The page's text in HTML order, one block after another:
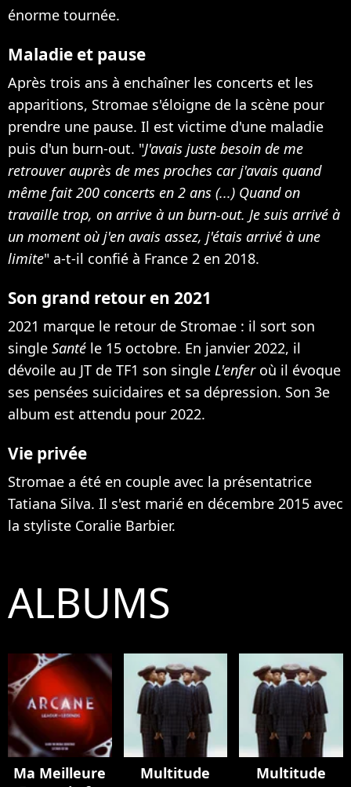
énorme tournée.
Maladie et pause
Après trois ans à enchaîner les concerts et les
apparitions, Stromae s'éloigne de la scène pour
prendre une pause. Il est victime d'une maladie
puis d'un burn-out. "J'avais juste besoin de me
retrouver auprès de mes proches car j'avais quand
même fait 200 concerts en 2 ans (...) Quand on
travaille trop, on arrive à un burn-out. Je suis arrivé à
un moment où j'en avais assez, j'étais arrivé à une
limite" a-t-il confié à France 2 en 2018.
Son grand retour en 2021
2021 marque le retour de Stromae : il sort son
single Santé le 15 octobre. En janvier 2022, il
dévoile au JT de TF1 son single L'enferoù il évoque
ses pensées suicidaires et sa dépression. Son 3e
album est attendu pour 2022.
Vie privée
Stromae a été en couple avec la présentatrice
Tatiana Silva. Il s'est marié en décembre 2015 avec
la styliste Coralie Barbier.
ALBUMS
Ma Meilleure
Multitude Multitude